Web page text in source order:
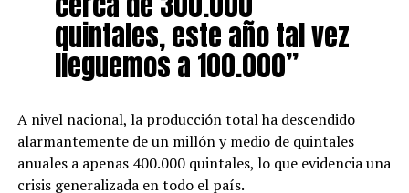
quintales, este año tal vez
lleguemos a 100.000”
A nivel nacional, la producción total ha descendido
alarmantemente de un millón y medio de quintales
anuales a apenas 400.000 quintales, lo que evidencia una
crisis generalizada en todo el país.